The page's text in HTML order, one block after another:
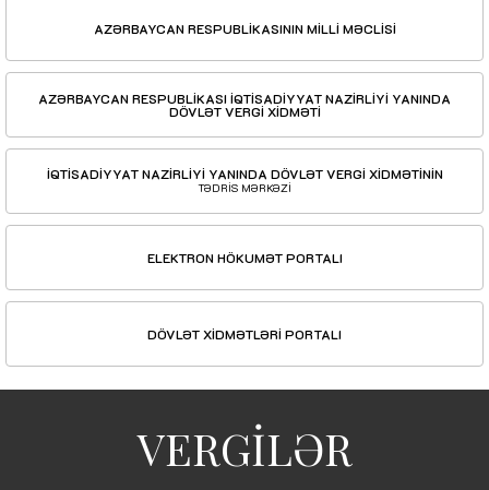
AZƏRBAYCAN RESPUBLİKASININ MİLLİ MƏCLİSİ
AZƏRBAYCAN RESPUBLİKASI İQTİSADİYYAT NAZİRLİYİ YANINDA
DÖVLƏT VERGİ XİDMƏTİ
İQTİSADİYYAT NAZİRLİYİ YANINDA DÖVLƏT VERGİ XİDMƏTİNİN
TƏDRİS MƏRKƏZİ
ELEKTRON HÖKUMƏT PORTALI
DÖVLƏT XİDMƏTLƏRİ PORTALI
VERGİLƏR